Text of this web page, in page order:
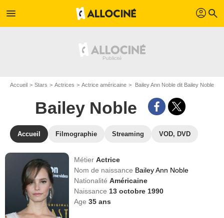
menu profil search
Accueil Stars Actrices Actrice américaine Bailey Ann Noble dit Bailey Noble
Bailey Noble
Accueil Filmographie Streaming VOD, DVD
MétierActrice
Nom de naissance Bailey Ann Noble
NationalitéAméricaine
Naissance 13 octobre 1990
Age35 ans